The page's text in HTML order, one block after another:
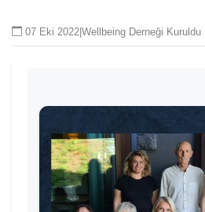
07 Eki 2022 Wellbeing Derneği Kuruldu